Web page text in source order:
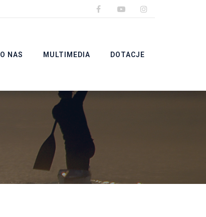
O NAS MULTIMEDIA DOTACJE